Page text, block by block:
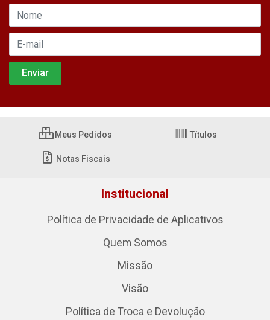
Meus Pedidos Títulos
Notas Fiscais
Institucional
Política de Privacidade de Aplicativos
Quem Somos
Missão
Visão
Política de Troca e Devolução